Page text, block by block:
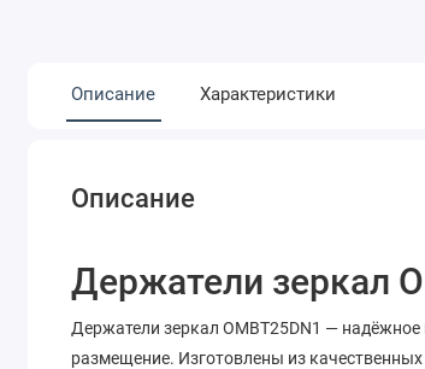
Описание Характеристики
Описание
Держатели зеркал
Держатели зеркал OMBT25DN1 —
размещение. Изготовлены из